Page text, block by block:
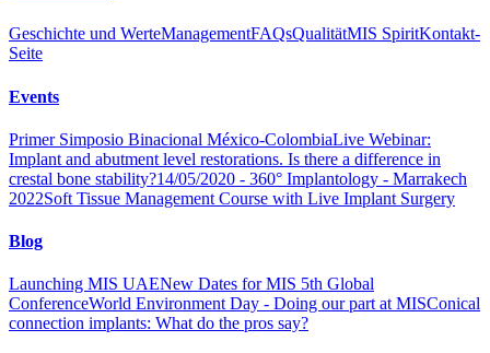
Geschichte und WerteManagementFAQsQualitätMIS SpiritKontakt-
Seite
Events
Primer Simposio Binacional México-ColombiaLive Webinar:
Implant and abutment level restorations. Is there a difference in
crestal bone stability?14/05/2020 - 360° Implantology - Marrakech
2022Soft Tissue Management Course with Live Implant Surgery
Blog
Launching MIS UAENew Dates for MIS 5th Global
ConferenceWorld Environment Day - Doing our part at MISConical
connection implants: What do the pros say?